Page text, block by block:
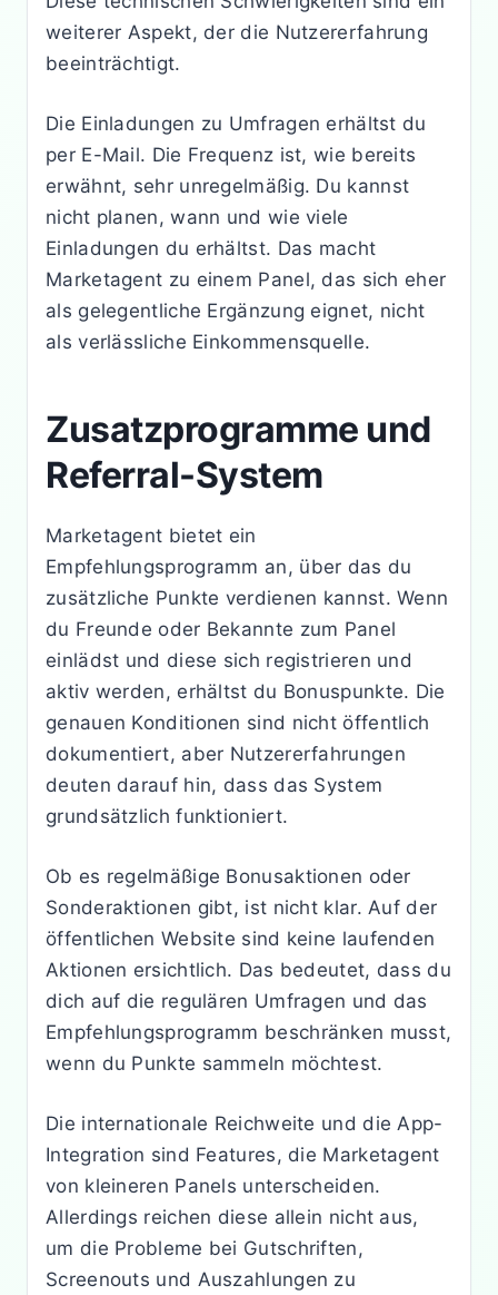
weiterer Aspekt, der die Nutzererfahrung
beeinträchtigt.
Die Einladungen zu Umfragen erhältst du
per E-Mail. Die Frequenz ist, wie bereits
erwähnt, sehr unregelmäßig. Du kannst
nicht planen, wann und wie viele
Einladungen du erhältst. Das macht
Marketagent zu einem Panel, das sich eher
als gelegentliche Ergänzung eignet, nicht
als verlässliche Einkommensquelle.
Zusatzprogramme und
Referral-System
Marketagent bietet ein
Empfehlungsprogramm an, über das du
zusätzliche Punkte verdienen kannst. Wenn
du Freunde oder Bekannte zum Panel
einlädst und diese sich registrieren und
aktiv werden, erhältst du Bonuspunkte. Die
genauen Konditionen sind nicht öffentlich
dokumentiert, aber Nutzererfahrungen
deuten darauf hin, dass das System
grundsätzlich funktioniert.
Ob es regelmäßige Bonusaktionen oder
Sonderaktionen gibt, ist nicht klar. Auf der
öffentlichen Website sind keine laufenden
Aktionen ersichtlich. Das bedeutet, dass du
dich auf die regulären Umfragen und das
Empfehlungsprogramm beschränken musst,
wenn du Punkte sammeln möchtest.
Die internationale Reichweite und die App-
Integration sind Features, die Marketagent
von kleineren Panels unterscheiden.
Allerdings reichen diese allein nicht aus,
um die Probleme bei Gutschriften,
Screenouts und Auszahlungen zu